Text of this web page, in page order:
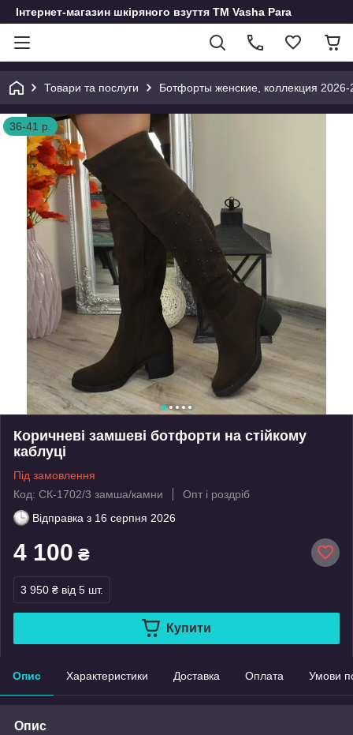
Інтернет-магазин шкіряного взуття ТМ Vasha Para
Товари та послуги Ботфорты женские, коллекция 2026-
36-41 р.
Коричневі замшеві ботфорти на стійкому
каблуці
Під замовлення
Код: СК-1702/3 замша/камни
Опт і роздріб
Відправка з 16 серпня 2026
4 100 ₴
3 950 ₴ від 5 шт.
Купити
Опис Характеристики Доставка Оплата Умови
Опис